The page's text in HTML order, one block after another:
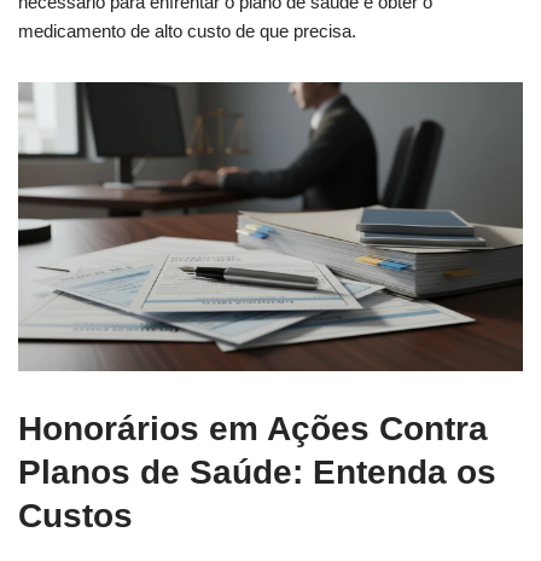
medicamento de alto custo de que precisa.
Honorários em Ações Contra
Planos de Saúde: Entenda os
Custos